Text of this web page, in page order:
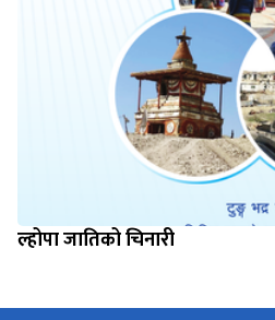
ल्होपा जातिको चिनारी